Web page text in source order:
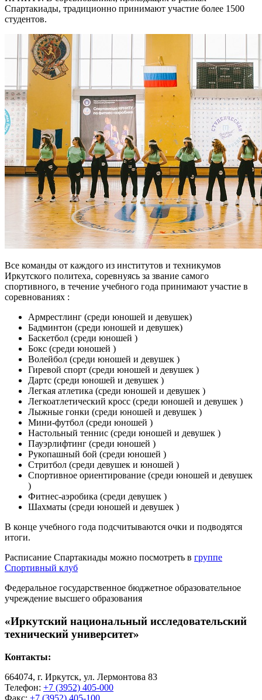
Спартакиады, традиционно принимают участие более 1500
студентов.
Все команды от каждого из институтов и техникумов
Иркутского политеха, соревнуясь за звание самого
спортивного, в течение учебного года принимают участие в
соревнованиях :
Армрестлинг (среди юношей и девушек)
Бадминтон (среди юношей и девушек)
Баскетбол (среди юношей )
Бокс (среди юношей )
Волейбол (среди юношей и девушек )
Гиревой спорт (среди юношей и девушек )
Дартс (среди юношей и девушек )
Легкая атлетика (среди юношей и девушек )
Легкоатлетический кросс (среди юношей и девушек )
Лыжные гонки (среди юношей и девушек )
Мини-футбол (среди юношей )
Настольный теннис (среди юношей и девушек )
Пауэрлифтинг (среди юношей )
Рукопашный бой (среди юношей )
Стритбол (среди девушек и юношей )
Спортивное ориентирование (среди юношей и девушек
)
Фитнес-аэробика (среди девушек )
Шахматы (среди юношей и девушек )
В конце учебного года подсчитываются очки и подводятся
итоги.
Расписание Спартакиады можно посмотреть в группе
Спортивный клуб
Федеральное государственное бюджетное образовательное
учреждение высшего образования
«Иркутский национальный исследовательский
технический университет»
Контакты:
664074, г. Иркутск, ул. Лермонтова 83
Телефон: +7 (3952) 405-000
Факс: +7 (3952) 405-100